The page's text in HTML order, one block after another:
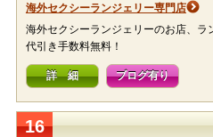
海外セクシーランジェリー専門店
海外セクシーランジェリーのお店、ラ
代引き手数料無料！
詳 細 ブログ有り
16